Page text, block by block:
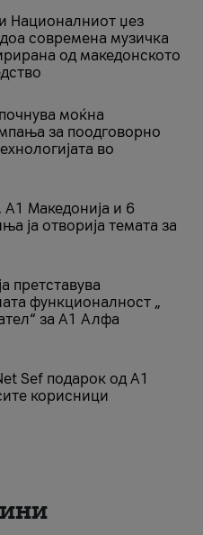
Националниот џез
современа музичка
од македонското
моќна
за поодговорно
во
A1 Македонија и 6
ја отворија темата за
претставува
функционалност „
за А1 Алфа
Sеf подарок од А1
корисници